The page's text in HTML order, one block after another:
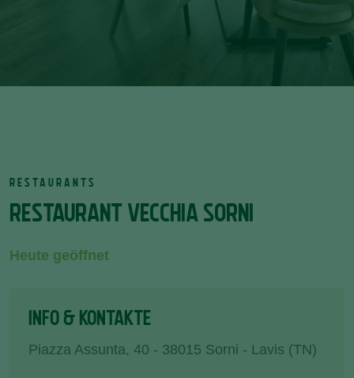
RESTAURANT VECCHIA SORNI
RESTAURANTS
Heute geöffnet
INFO & KONTAKTE
Piazza Assunta, 40 - 38015 Sorni - Lavis (TN)